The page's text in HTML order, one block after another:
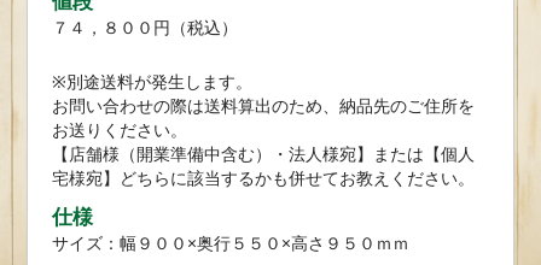
７４，８００円（税込）
※別途送料が発生します。
お問い合わせの際は送料算出のため、納品先のご住所を
お送りください。
【店舗様（開業準備中含む）・法人様宛】または【個人
宅様宛】どちらに該当するかも併せてお教えください。
仕様
サイズ：幅９００×奥行５５０×高さ９５０ｍｍ